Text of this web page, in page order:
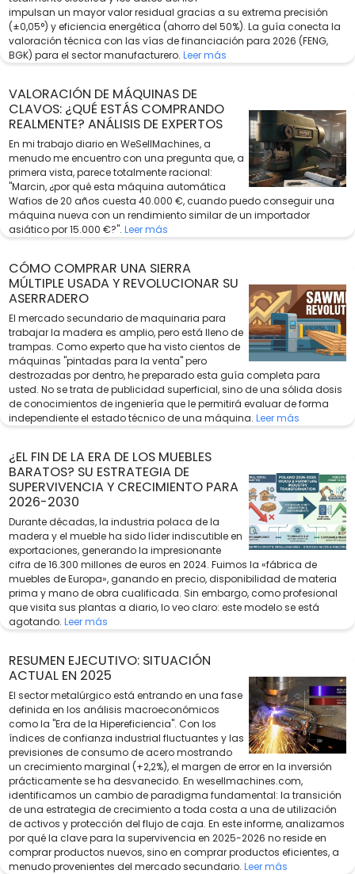
impulsan un mayor valor residual gracias a su extrema precisión
(±0,05°) y eficiencia energética (ahorro del 50%). La guía conecta la
valoración técnica con las vías de financiación para 2026 (FENG,
BGK) para el sector manufacturero. Leer más
VALORACIÓN DE MÁQUINAS DE
CLAVOS: ¿QUÉ ESTÁS COMPRANDO
REALMENTE? ANÁLISIS DE EXPERTOS
En mi trabajo diario en WeSellMachines, a
menudo me encuentro con una pregunta que, a
primera vista, parece totalmente racional:
"Marcin, ¿por qué esta máquina automática
Wafios de 20 años cuesta 40.000 €, cuando puedo conseguir una
máquina nueva con un rendimiento similar de un importador
asiático por 15.000 €?". Leer más
CÓMO COMPRAR UNA SIERRA
MÚLTIPLE USADA Y REVOLUCIONAR SU
ASERRADERO
El mercado secundario de maquinaria para
trabajar la madera es amplio, pero está lleno de
trampas. Como experto que ha visto cientos de
máquinas "pintadas para la venta" pero
destrozadas por dentro, he preparado esta guía completa para
usted. No se trata de publicidad superficial, sino de una sólida dosis
de conocimientos de ingeniería que le permitirá evaluar de forma
independiente el estado técnico de una máquina. Leer más
¿EL FIN DE LA ERA DE LOS MUEBLES
BARATOS? SU ESTRATEGIA DE
SUPERVIVENCIA Y CRECIMIENTO PARA
2026-2030
Durante décadas, la industria polaca de la
madera y el mueble ha sido líder indiscutible en
exportaciones, generando la impresionante
cifra de 16.300 millones de euros en 2024. Fuimos la «fábrica de
muebles de Europa», ganando en precio, disponibilidad de materia
prima y mano de obra cualificada. Sin embargo, como profesional
que visita sus plantas a diario, lo veo claro: este modelo se está
agotando. Leer más
RESUMEN EJECUTIVO: SITUACIÓN
ACTUAL EN 2025
El sector metalúrgico está entrando en una fase
definida en los análisis macroeconómicos
como la "Era de la Hipereficiencia". Con los
índices de confianza industrial fluctuantes y las
previsiones de consumo de acero mostrando
un crecimiento marginal (+2,2%), el margen de error en la inversión
prácticamente se ha desvanecido. En wesellmachines.com,
identificamos un cambio de paradigma fundamental: la transición
de una estrategia de crecimiento a toda costa a una de utilización
de activos y protección del flujo de caja. En este informe, analizamos
por qué la clave para la supervivencia en 2025-2026 no reside en
comprar productos nuevos, sino en comprar productos eficientes, a
menudo provenientes del mercado secundario. Leer más